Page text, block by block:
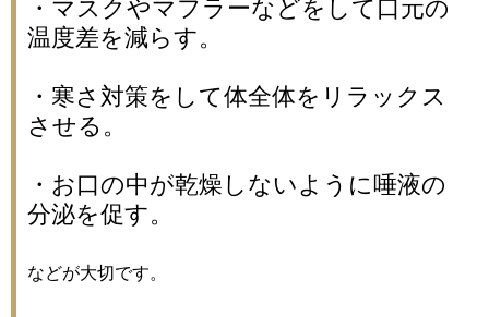
・マスクやマフラーなどをして口元の
温度差を減らす。
・寒さ対策をして体全体をリラックス
させる。
・お口の中が乾燥しないように唾液の
分泌を促す。
などが大切です。